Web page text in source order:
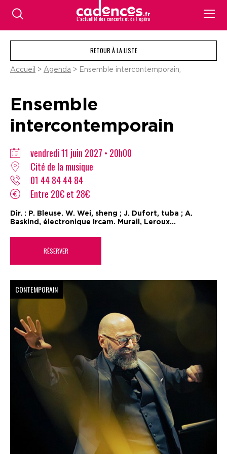
RETOUR À LA LISTE
Accueil > Agenda > Ensemble intercontemporain,
Ensemble
intercontemporain
vendredi 11 juin 2027 • 20h00
Cité de la musique
01 44 84 44 84
Entre 20€ et 28€
Dir. : P. Bleuse. W. Wei, sheng ; J. Dufort, tuba ; A.
Baskind, électronique Ircam. Murail, Leroux...
RÉSERVER
CONTEMPORAIN